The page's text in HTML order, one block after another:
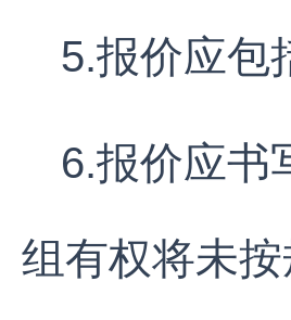
5.报价应包
6.报价应书
组有权将未